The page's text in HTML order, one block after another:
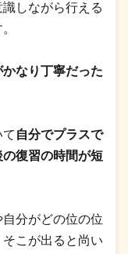
しながら行える
かなり丁寧だった
自分でプラスで
復習の時間が短
分がどの位の位
こが出ると尚い